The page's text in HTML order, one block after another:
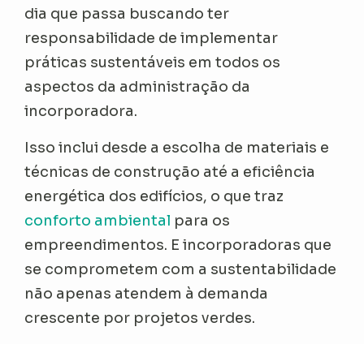
dia que passa buscando ter
responsabilidade de implementar
práticas sustentáveis em todos os
aspectos da administração da
incorporadora.
Isso inclui desde a escolha de materiais e
técnicas de construção até a eficiência
energética dos edifícios, o que traz
conforto ambiental para os
empreendimentos. E incorporadoras que
se comprometem com a sustentabilidade
não apenas atendem à demanda
crescente por projetos verdes.